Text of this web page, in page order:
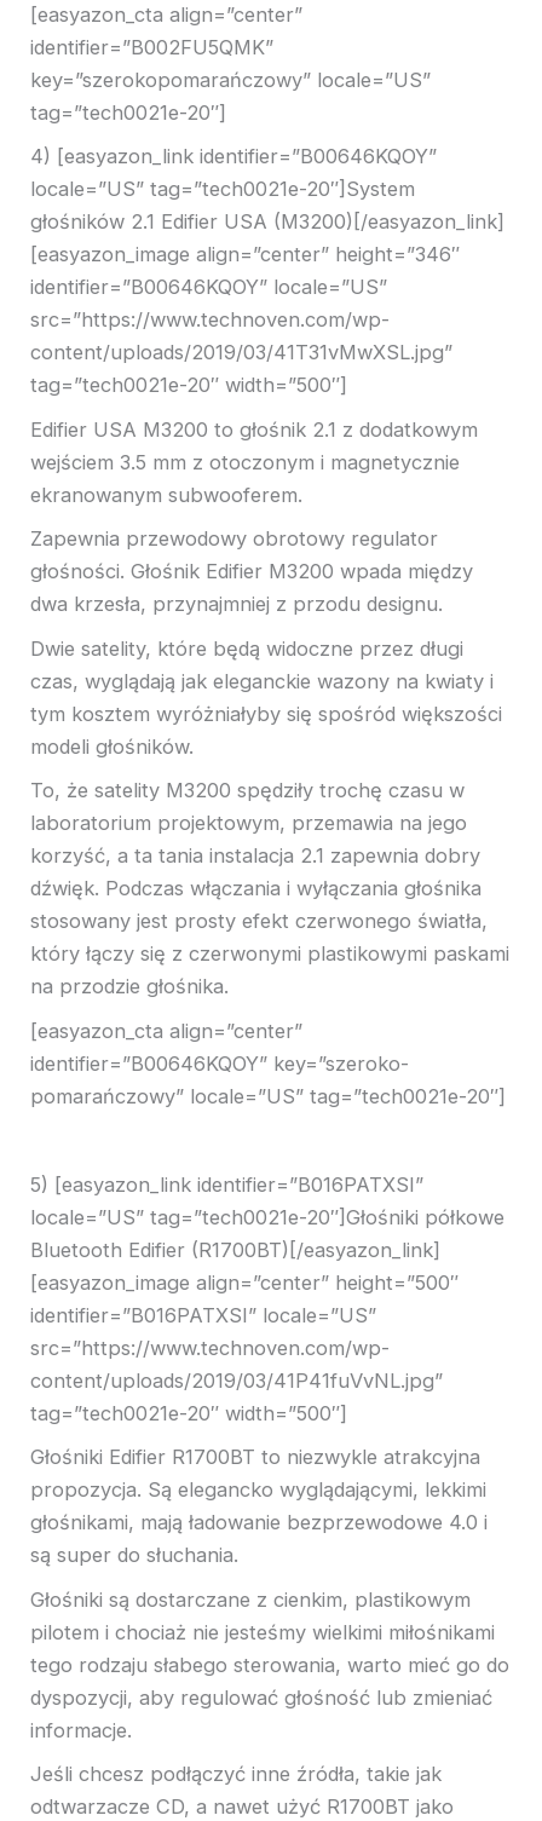
[easyazon_cta align=”center”
identifier=”B002FU5QMK”
key=”szerokopomarańczowy” locale=”US”
tag=”tech0021e-20″]
4) [easyazon_link identifier=”B00646KQOY”
locale=”US” tag=”tech0021e-20″]System
głośników 2.1 Edifier USA (M3200)[/easyazon_link]
[easyazon_image align=”center” height=”346″
identifier=”B00646KQOY” locale=”US”
src=”https://www.technoven.com/wp-
content/uploads/2019/03/41T31vMwXSL.jpg”
tag=”tech0021e-20″ width=”500″]
Edifier USA M3200 to głośnik 2.1 z dodatkowym
wejściem 3.5 mm z otoczonym i magnetycznie
ekranowanym subwooferem.
Zapewnia przewodowy obrotowy regulator
głośności. Głośnik Edifier M3200 wpada między
dwa krzesła, przynajmniej z przodu designu.
Dwie satelity, które będą widoczne przez długi
czas, wyglądają jak eleganckie wazony na kwiaty i
tym kosztem wyróżniałyby się spośród większości
modeli głośników.
To, że satelity M3200 spędziły trochę czasu w
laboratorium projektowym, przemawia na jego
korzyść, a ta tania instalacja 2.1 zapewnia dobry
dźwięk. Podczas włączania i wyłączania głośnika
stosowany jest prosty efekt czerwonego światła,
który łączy się z czerwonymi plastikowymi paskami
na przodzie głośnika.
[easyazon_cta align=”center”
identifier=”B00646KQOY” key=”szeroko-
pomarańczowy” locale=”US” tag=”tech0021e-20″]
5) [easyazon_link identifier=”B016PATXSI”
locale=”US” tag=”tech0021e-20″]Głośniki półkowe
Bluetooth Edifier (R1700BT)[/easyazon_link]
[easyazon_image align=”center” height=”500″
identifier=”B016PATXSI” locale=”US”
src=”https://www.technoven.com/wp-
content/uploads/2019/03/41P41fuVvNL.jpg”
tag=”tech0021e-20″ width=”500″]
Głośniki Edifier R1700BT to niezwykle atrakcyjna
propozycja. Są elegancko wyglądającymi, lekkimi
głośnikami, mają ładowanie bezprzewodowe 4.0 i
są super do słuchania.
Głośniki są dostarczane z cienkim, plastikowym
pilotem i chociaż nie jesteśmy wielkimi miłośnikami
tego rodzaju słabego sterowania, warto mieć go do
dyspozycji, aby regulować głośność lub zmieniać
informacje.
Jeśli chcesz podłączyć inne źródła, takie jak
odtwarzacze CD, a nawet użyć R1700BT jako